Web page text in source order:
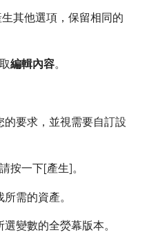
其他選項，保留相同的
編輯內容。
的要求，並視需要自訂設
按一下[產生]。
所需的資產。
選變數的全熒幕版本。